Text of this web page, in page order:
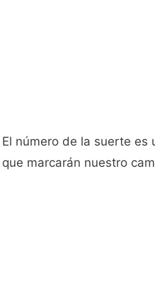
El número de la suerte es
que marcarán nuestro